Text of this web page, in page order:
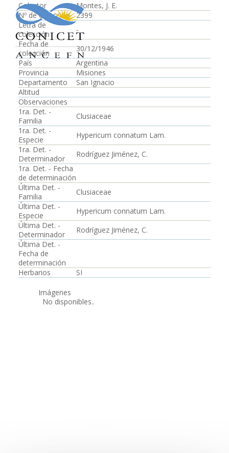
Colector
Montes, J. E.
Nº de colección
2399
Letra de
colección
-
Fecha de
colección
30/12/1946
País
Argentina
Provincia
Misiones
Departamento
San Ignacio
Altitud
Observaciones
1ra. Det. -
Familia
Clusiaceae
1ra. Det. -
Especie
Hypericum connatum Lam.
1ra. Det. -
Determinador
Rodríguez Jiménez, C.
1ra. Det. - Fecha
de determinación
Última Det. -
Familia
Clusiaceae
Última Det. -
Especie
Hypericum connatum Lam.
Última Det. -
Determinador
Rodríguez Jiménez, C.
Última Det. -
Fecha de
determinación
Herbarios
SI
Imágenes
No disponibles..